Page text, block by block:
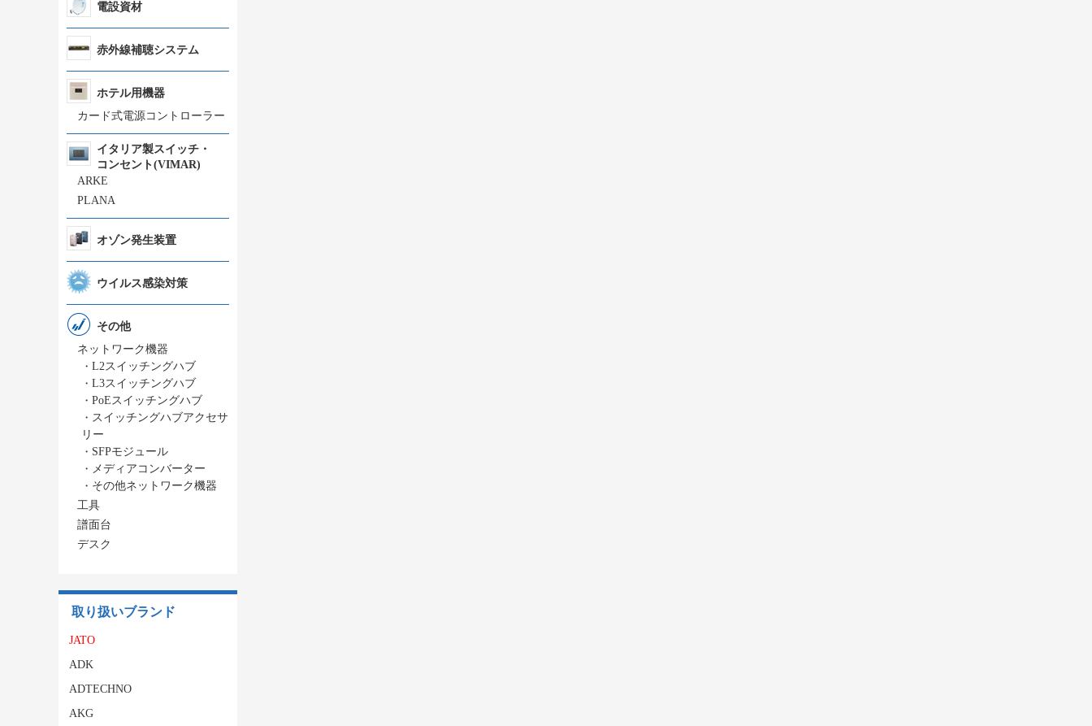
電設資材
赤外線補聴システム
ホテル用機器
カード式電源コントローラー
イタリア製スイッチ・
コンセント(VIMAR)
ARKE
PLANA
オゾン発生装置
ウイルス感染対策
その他
ネットワーク機器
・ L2スイッチングハブ
・ L3スイッチングハブ
・ PoEスイッチングハブ
・ スイッチングハブアクセサ
リー
・ SFPモジュール
・ メディアコンバーター
・ その他ネットワーク機器
工具
譜面台
デスク
取り扱いブランド
JATO
ADK
ADTECHNO
AKG